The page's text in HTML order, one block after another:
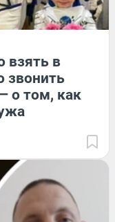
взять в
звонить
о том, как